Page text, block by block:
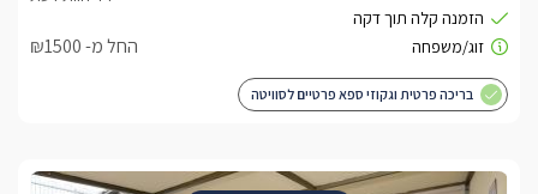
החל מ- ₪1500
בריכה פרטית וגקוזי ספא פרטיים לסוויטה